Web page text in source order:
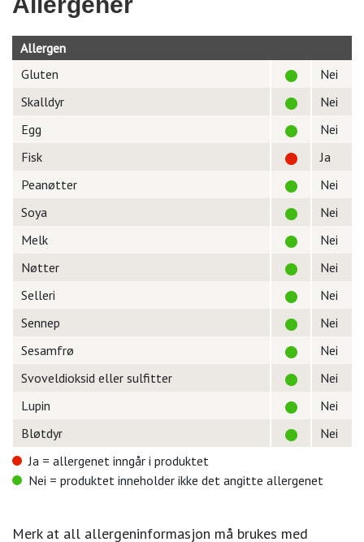
Allergen
Gluten
Nei
Skalldyr
Nei
Egg
Nei
Fisk
Ja
Peanøtter
Nei
Soya
Nei
Melk
Nei
Nøtter
Nei
Selleri
Nei
Sennep
Nei
Sesamfrø
Nei
Svoveldioksid eller sulfitter
Nei
Lupin
Nei
Bløtdyr
Nei
Ja = allergenet inngår i produktet
Nei = produktet inneholder ikke det angitte allergenet
Merk at all allergeninformasjon må brukes med